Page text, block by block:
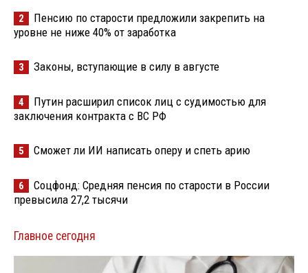
2
Пенсию по старости предложили закрепить на
уровне не ниже 40% от заработка
3 Законы, вступающие в силу в августе
4
Путин расширил список лиц с судимостью для
заключения контракта с ВС РФ
5 Сможет ли ИИ написать оперу и спеть арию
6
Соцфонд: Средняя пенсия по старости в России
превысила 27,2 тысячи
Главное сегодня